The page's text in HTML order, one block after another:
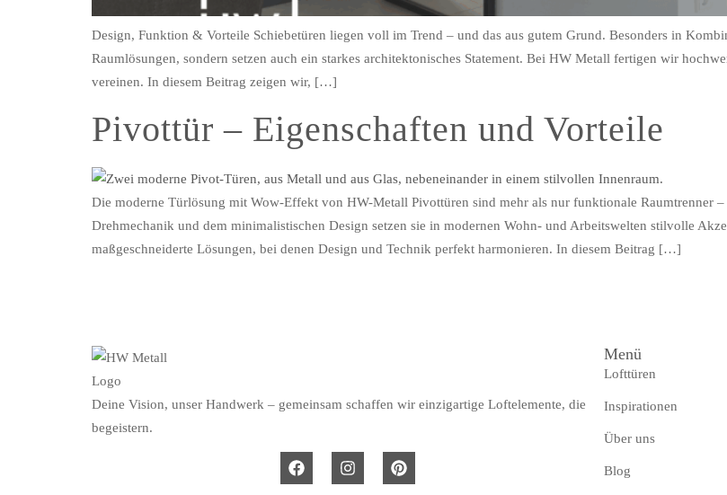
Design, Funktion & Vorteile Schiebetüren liegen voll im Trend – und das aus gutem Grund. Besonders in
Raumlösungen, sondern setzen auch ein starkes architektonisches Statement. Bei HW Metall fertigen wir
vereinen. In diesem Beitrag zeigen wir, […]
Pivottür – Eigenschaften und Vorteile
Die moderne Türlösung mit Wow-Effekt von HW-Metall Pivottüren sind mehr als nur funktionale Raumtrenner
Drehmechanik und dem minimalistischen Design setzen sie in modernen Wohn- und Arbeitswelten stilvolle
maßgeschneiderte Lösungen, bei denen Design und Technik perfekt harmonieren. In diesem Beitrag […]
Deine Vision, unser Handwerk – gemeinsam schaffen wir einzigartige Loftelemente, die
begeistern.
Menü
Lofttüren
Inspirationen
Über uns
Blog